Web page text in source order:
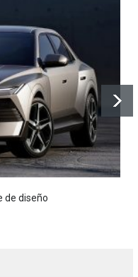
de diseño